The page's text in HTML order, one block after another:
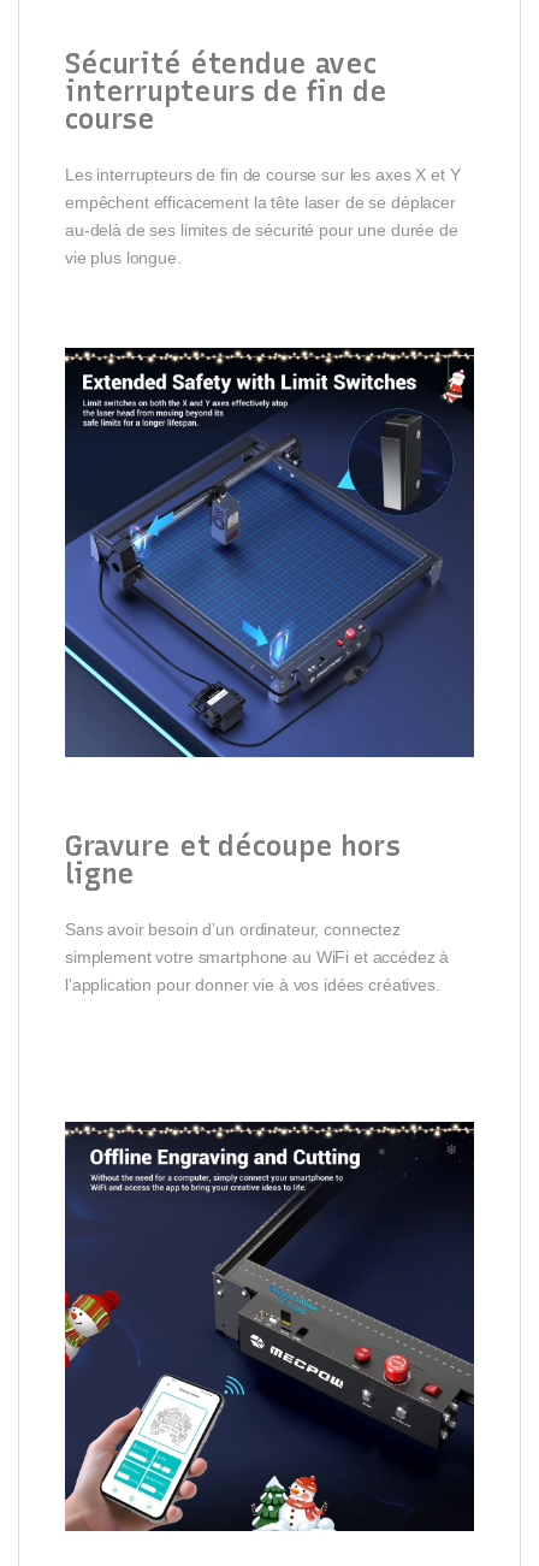
Sécurité étendue avec
interrupteurs de fin de
course
Les interrupteurs de fin de course sur les axes X et Y
empêchent efficacement la tête laser de se déplacer
au-delà de ses limites de sécurité pour une durée de
vie plus longue.
Gravure et découpe hors
ligne
Sans avoir besoin d’un ordinateur, connectez
simplement votre smartphone au WiFi et accédez à
l’application pour donner vie à vos idées créatives.